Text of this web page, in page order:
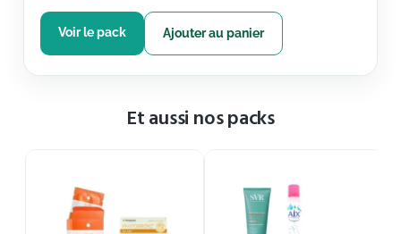
Voir le pack Ajouter au panier
Et aussi nos packs